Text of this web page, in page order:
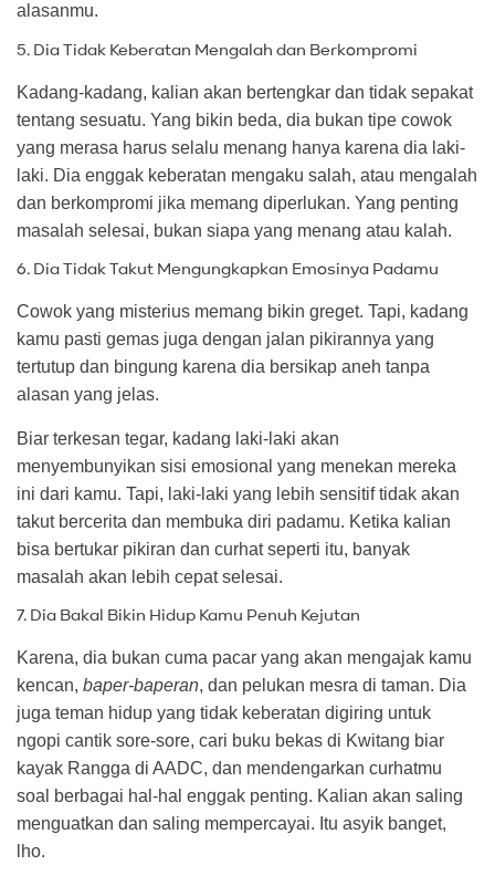
alasanmu.
5. Dia Tidak Keberatan Mengalah dan Berkompromi
Kadang-kadang, kalian akan bertengkar dan tidak sepakat
tentang sesuatu. Yang bikin beda, dia bukan tipe cowok
yang merasa harus selalu menang hanya karena dia laki-
laki. Dia enggak keberatan mengaku salah, atau mengalah
dan berkompromi jika memang diperlukan. Yang penting
masalah selesai, bukan siapa yang menang atau kalah.
6. Dia Tidak Takut Mengungkapkan Emosinya Padamu
Cowok yang misterius memang bikin greget. Tapi, kadang
kamu pasti gemas juga dengan jalan pikirannya yang
tertutup dan bingung karena dia bersikap aneh tanpa
alasan yang jelas.
Biar terkesan tegar, kadang laki-laki akan
menyembunyikan sisi emosional yang menekan mereka
ini dari kamu. Tapi, laki-laki yang lebih sensitif tidak akan
takut bercerita dan membuka diri padamu. Ketika kalian
bisa bertukar pikiran dan curhat seperti itu, banyak
masalah akan lebih cepat selesai.
7. Dia Bakal Bikin Hidup Kamu Penuh Kejutan
Karena, dia bukan cuma pacar yang akan mengajak kamu
kencan, baper-baperan, dan pelukan mesra di taman. Dia
juga teman hidup yang tidak keberatan digiring untuk
ngopi cantik sore-sore, cari buku bekas di Kwitang biar
kayak Rangga di AADC, dan mendengarkan curhatmu
soal berbagai hal-hal enggak penting. Kalian akan saling
menguatkan dan saling mempercayai. Itu asyik banget,
lho.